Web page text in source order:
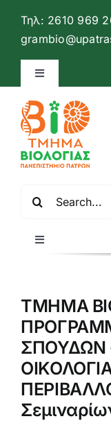
περιεχόμενο
Τηλ: 2610 969
Toggle
Ιστότοπος
Επικοινωνία
Ελληνικά
Toggle
Navigation
Προκήρυξη –
Κανονισμός
Πληροφορίες
ΤΜΗΜΑ